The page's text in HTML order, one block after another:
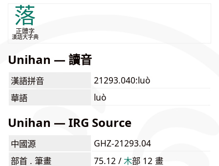
落
正體字
漢語大字典
Unihan — 讀音
漢語拼音
21293.040:luò
華語
luò
Unihan — IRG Source
中國源
GHZ-21293.04
部首 . 筆畫
75.12 /⽊部 12 畫